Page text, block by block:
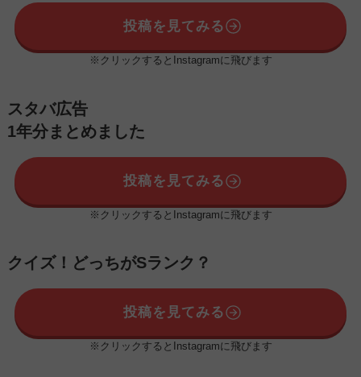
投稿を見てみる
※クリックするとInstagramに飛びます
スタバ広告
1年分まとめました
投稿を見てみる
※クリックするとInstagramに飛びます
クイズ！どっちがSランク？
投稿を見てみる
※クリックするとInstagramに飛びます